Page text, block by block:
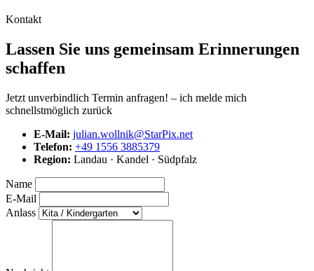
Kontakt
Lassen Sie uns gemeinsam Erinnerungen
schaffen
Jetzt unverbindlich Termin anfragen! – ich melde mich
schnellstmöglich zurück
E‑Mail: julian.wollnik@StarPix.net
Telefon: +49 1556 3885379
Region: Landau · Kandel · Südpfalz
Name
E‑Mail
Anlass